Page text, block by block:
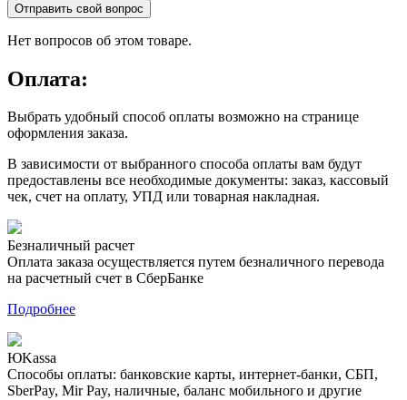
Отправить свой вопрос
Нет вопросов об этом товаре.
Оплата:
Выбрать удобный способ оплаты возможно на странице
оформления заказа.
В зависимости от выбранного способа оплаты вам будут
предоставлены все необходимые документы: заказ, кассовый
чек, счет на оплату, УПД или товарная накладная.
Безналичный расчет
Оплата заказа осуществляется путем безналичного перевода
на расчетный счет в СберБанке
Подробнее
ЮKassa
Способы оплаты: банковские карты, интернет-банки, СБП,
SberPay, Mir Pay, наличные, баланс мобильного и другие